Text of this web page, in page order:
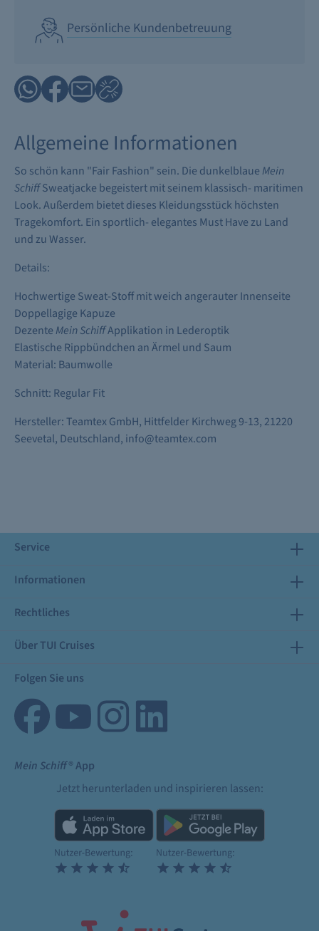
Persönliche Kundenbetreuung
Allgemeine Informationen
So schön kann "Fair Fashion" sein. Die dunkelblaue Mein
SchiffSweatjacke begeistert mit seinem klassisch- maritimen
Look. Außerdem bietet dieses Kleidungsstück höchsten
Tragekomfort. Ein sportlich- elegantes Must Have zu Land
und zu Wasser.
Details:
Hochwertige Sweat-Stoff mit weich angerauter Innenseite
Doppellagige Kapuze
Dezente Mein SchiffApplikation in Lederoptik
Elastische Rippbündchen an Ärmel und Saum
Material: Baumwolle
Schnitt: Regular Fit
Hersteller: Teamtex GmbH, Hittfelder Kirchweg 9-13, 21220
Seevetal, Deutschland, info@teamtex.com
Service
Informationen
Rechtliches
Über TUI Cruises
Folgen Sie uns
Mein Schiff® App
Jetzt herunterladen und inspirieren lassen: